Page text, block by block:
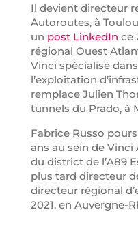
Il devient directeur
Autoroutes, à
un post LinkedIn ce
régional Ouest
Vinci spécialisé
l’exploitation
remplace Julien
tunnels du Prado, à
Fabrice Russo
ans au sein de Vinci
du district de l’A89
plus tard directeur
directeur régional
2021, en Auvergne-